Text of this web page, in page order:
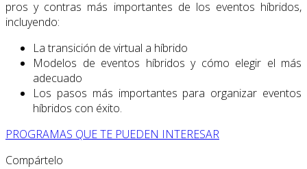
pros y contras más importantes de los eventos híbridos,
incluyendo:
La transición de virtual a híbrido
Modelos de eventos híbridos y cómo elegir el más
adecuado
Los pasos más importantes para organizar eventos
híbridos con éxito.
PROGRAMAS QUE TE PUEDEN INTERESAR
Compártelo